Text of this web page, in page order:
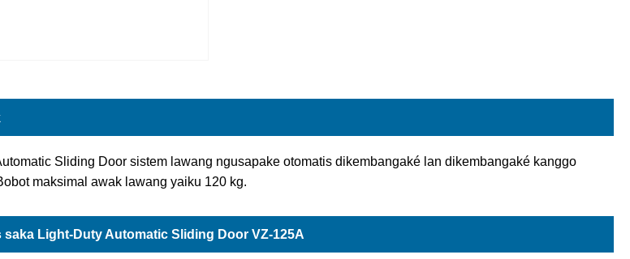
Sliding Door sistem lawang ngusapake otomatis dikembangaké lan dikembangaké kanggo
maksimal awak lawang yaiku 120 kg.
Light-Duty Automatic Sliding Door VZ-125A